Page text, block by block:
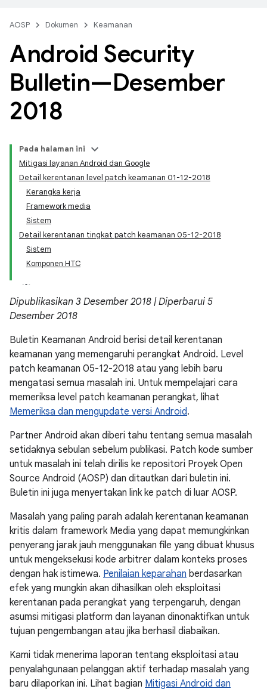
AOSP Dokumen Keamanan
Android Security
Bulletin—Desember
2018
Pada halaman ini
Mitigasi layanan Android dan Google
Detail kerentanan level patch keamanan 01-12-2018
Kerangka kerja
Framework media
Sistem
Detail kerentanan tingkat patch keamanan 05-12-2018
Sistem
Komponen HTC
Dipublikasikan 3 Desember 2018 | Diperbarui 5
Desember 2018
Buletin Keamanan Android berisi detail kerentanan
keamanan yang memengaruhi perangkat Android. Level
patch keamanan 05-12-2018 atau yang lebih baru
mengatasi semua masalah ini. Untuk mempelajari cara
memeriksa level patch keamanan perangkat, lihat
Memeriksa dan mengupdate versi Android.
Partner Android akan diberi tahu tentang semua masalah
setidaknya sebulan sebelum publikasi. Patch kode sumber
untuk masalah ini telah dirilis ke repositori Proyek Open
Source Android (AOSP) dan ditautkan dari buletin ini.
Buletin ini juga menyertakan link ke patch di luar AOSP.
Masalah yang paling parah adalah kerentanan keamanan
kritis dalam framework Media yang dapat memungkinkan
penyerang jarak jauh menggunakan file yang dibuat khusus
untuk mengeksekusi kode arbitrer dalam konteks proses
dengan hak istimewa. Penilaian keparahan berdasarkan
efek yang mungkin akan dihasilkan oleh eksploitasi
kerentanan pada perangkat yang terpengaruh, dengan
asumsi mitigasi platform dan layanan dinonaktifkan untuk
tujuan pengembangan atau jika berhasil diabaikan.
Kami tidak menerima laporan tentang eksploitasi atau
penyalahgunaan pelanggan aktif terhadap masalah yang
baru dilaporkan ini. Lihat bagian Mitigasi Android dan